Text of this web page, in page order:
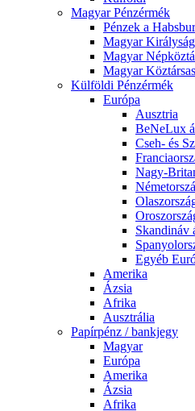
Magyar Pénzérmék
Pénzek a
Magyar
Magyar
Magyar
Külföldi Pénzérmék
Európa
Ausztria
BeNeLux
Cseh- és
Nagy-
Skandináv
Egyéb
Amerika
Ázsia
Afrika
Ausztrália
Papírpénz / bankjegy
Magyar
Európa
Amerika
Ázsia
Afrika